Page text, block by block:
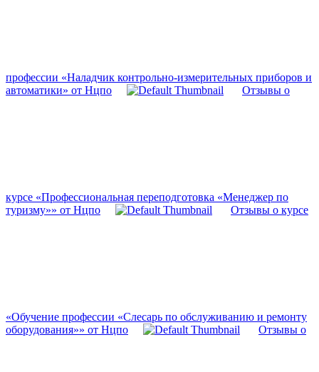
профессии «Наладчик контрольно-измерительных приборов и
автоматики» от Нцпо
Отзывы о
курсе «Профессиональная переподготовка «Менеджер по
туризму»» от Нцпо
Отзывы о курсе
«Обучение профессии «Слесарь по обслуживанию и ремонту
оборудования»» от Нцпо
Отзывы о